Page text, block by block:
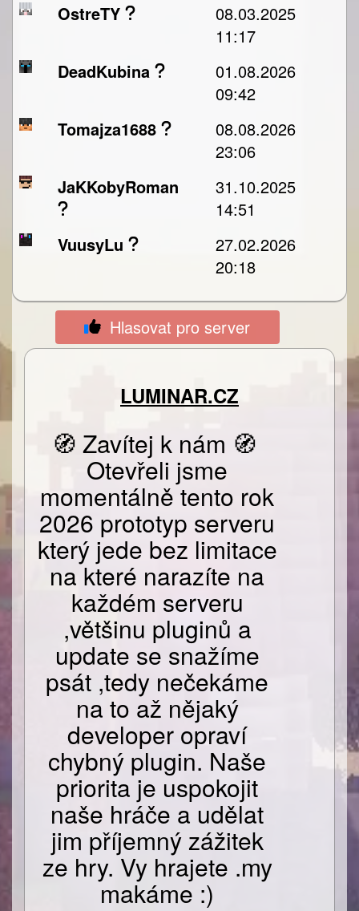
OstreTY
08.03.2025
11:17
DeadKubina
01.08.2026
09:42
Tomajza1688
08.08.2026
23:06
JaKKobyRoman
31.10.2025
14:51
VuusyLu
27.02.2026
20:18
Hlasovat pro server
LUMINAR.CZ
🧭 Zavítej k nám 🧭
Otevřeli jsme
momentálně tento rok
2026 prototyp serveru
který jede bez limitace
na které narazíte na
každém serveru
,většinu pluginů a
update se snažíme
psát ,tedy nečekáme
na to až nějaký
developer opraví
chybný plugin. Naše
priorita je uspokojit
naše hráče a udělat
jim příjemný zážitek
ze hry. Vy hrajete .my
makáme :)